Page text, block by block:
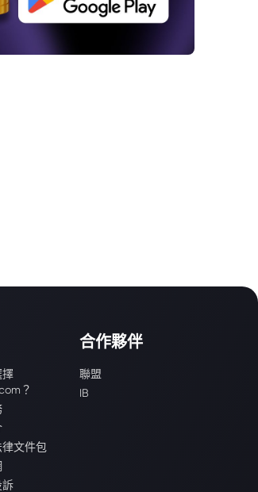
？
文件包
訴
合作夥伴
聯盟
IB